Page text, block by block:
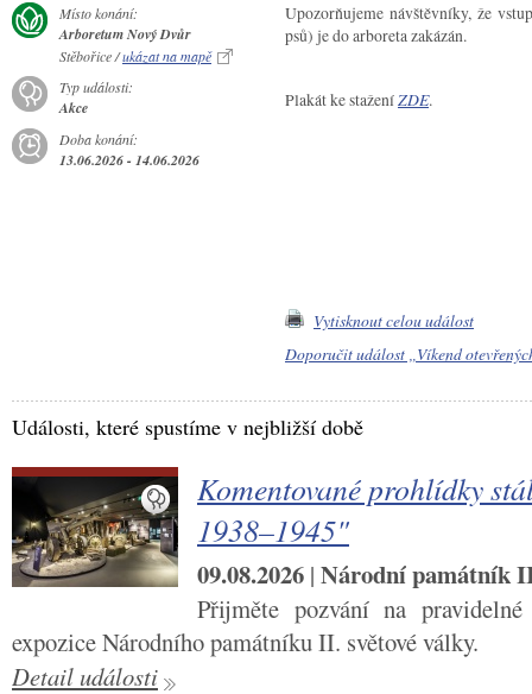
Místo konání:
Arboretum Nový Dvůr
Stěbořice /ukázat na mapě
Typ události:
Akce
Doba konání:
13.06.2026 - 14.06.2026
Upozorňujeme návštěvníky, že
psů) je do arboreta zakázán.
Plakát ke staženíZDE.
Vytisknout celou událost
Doporučit událost „Víkend
Události, které spustíme v nejbližší době
Komentované prohlídky
1938–1945"
09.08.2026 | Národní památník
Přijměte pozvání na
expozice Národního památníku II. světové války.
Detail události